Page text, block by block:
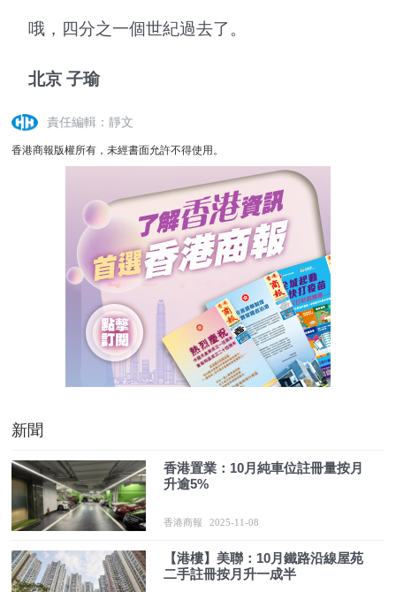
哦，四分之一個世紀過去了。
北京 子瑜
責任編輯：靜文
香港商報版權所有，未經書面允許不得使用。
新聞
香港置業：10月純車位註冊量按月
升逾5%
香港商報 2025-11-08
【港樓】美聯：10月鐵路沿線屋苑
二手註冊按月升一成半